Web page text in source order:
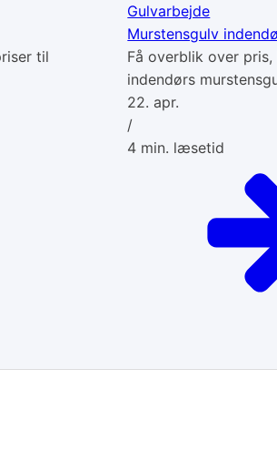
til
Gulvarbejde
Murstensgulv
Få overblik over
indendørs
22. apr.
/
4 min. læsetid